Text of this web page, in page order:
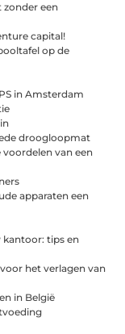
zonder een
capital!
op de
in Amsterdam
droogloopmat
voordelen van een
apparaten een
kantoor: tips en
het verlagen van
in België